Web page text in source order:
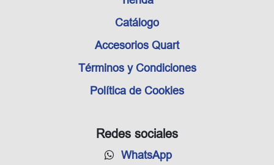
Redes sociales
WhatsApp
Catálogo
Accesorios Quart
Términos y Condiciones
Política de Cookies